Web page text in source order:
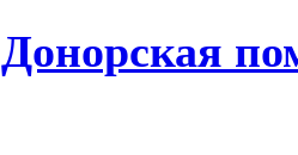
Донорская